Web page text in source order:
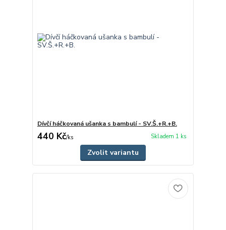
Dívčí háčkovaná ušanka s bambulí - SV.Š.+R.+B.
440 Kč/ks Skladem 1 ks
Zvolit variantu